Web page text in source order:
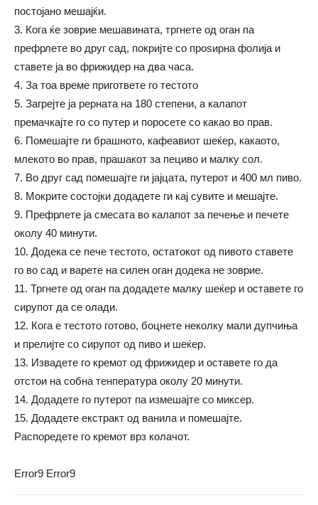
постојано мешајќи.
3. Кога ќе зоврие мешавината, тргнете од оган па
префрлете во друг сад, покријте со проѕирна фолија и
ставете ја во фрижидер на два часа.
4. За тоа време пригответе го тестото
5. Загрејте ја рерната на 180 степени, а калапот
премачкајте го со путер и поросете со какао во прав.
6. Помешајте ги брашното, кафеавиот шеќер, какаото,
млекото во прав, прашакот за пециво и малку сол.
7. Во друг сад помешајте ги јајцата, путерот и 400 мл пиво.
8. Мокрите состојки додадете ги кај сувите и мешајте.
9. Префрлете ја смесата во калапот за печење и печете
околу 40 минути.
10. Додека се пече тестото, остатокот од пивото ставете
го во сад и варете на силен оган додека не зоврие.
11. Тргнете од оган па додадете малку шеќер и оставете го
сирупот да се олади.
12. Кога е тестото готово, боцнете неколку мали дупчиња
и прелијте со сирупот од пиво и шеќер.
13. Извадете го кремот од фрижидер и оставете го да
отстои на собна тенпература околу 20 минути.
14. Додадете го путерот па измешајте со миксер.
15. Додадете екстракт од ванила и помешајте.
Распоредете го кремот врз колачот.
Error9 Error9